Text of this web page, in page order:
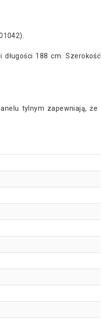
188 cm. Szerokość
tylnym zapewniają, że